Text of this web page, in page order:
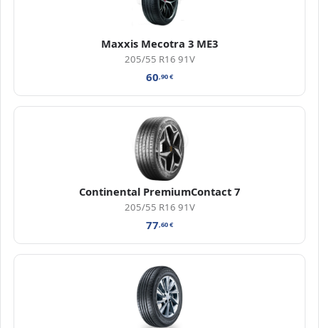
Maxxis Mecotra 3 ME3
205/55 R16 91V
60,90€
Continental PremiumContact 7
205/55 R16 91V
77,60€